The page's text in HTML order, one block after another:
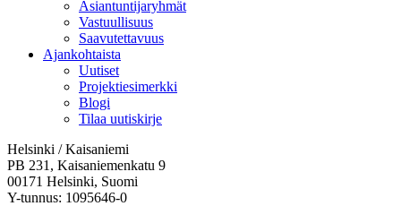
Asiantuntijaryhmät
Vastuullisuus
Saavutettavuus
Ajankohtaista
Uutiset
Projektiesimerkki
Blogi
Tilaa uutiskirje
Helsinki / Kaisaniemi
PB 231, Kaisaniemenkatu 9
00171 Helsinki, Suomi
Y-tunnus: 1095646-0